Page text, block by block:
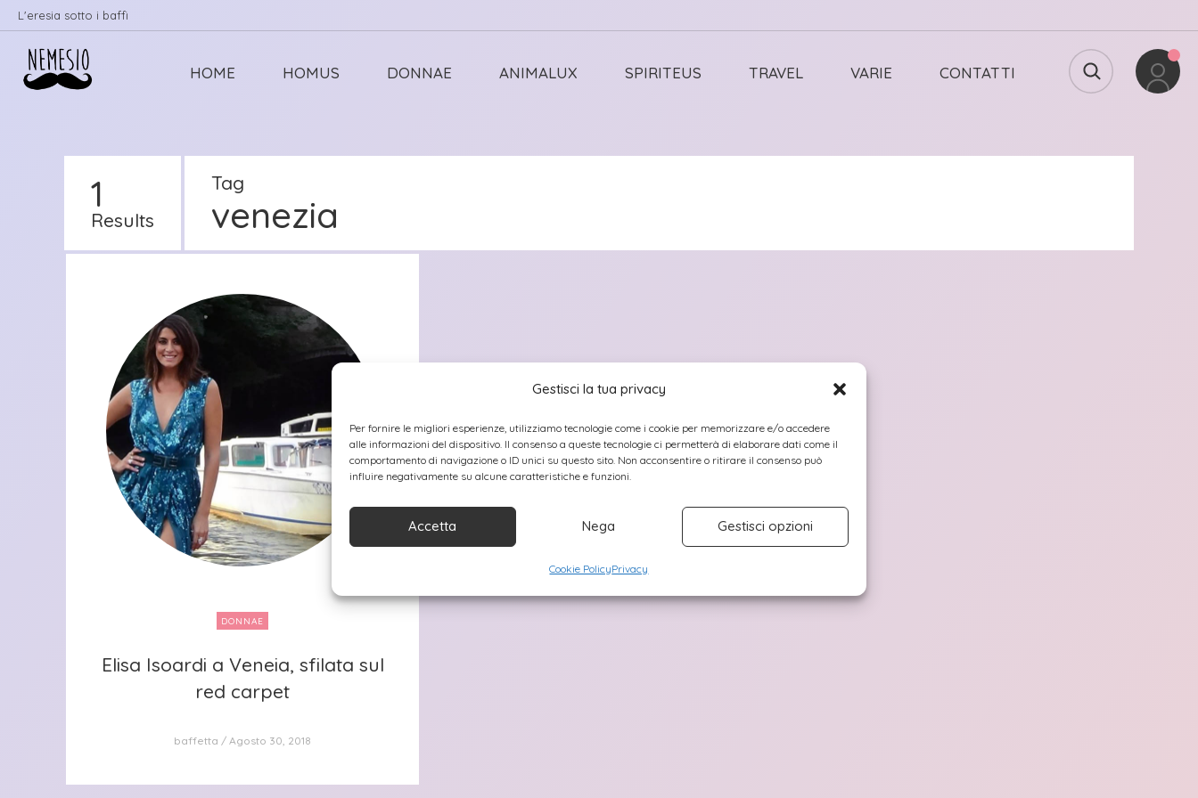
Gestisci la tua privacy
Per fornire le migliori esperienze, utilizziamo tecnologie come i cookie per memorizzare e/o accedere
alle informazioni del dispositivo. Il consenso a queste tecnologie ci permetterà di elaborare dati come il
comportamento di navigazione o ID unici su questo sito. Non acconsentire o ritirare il consenso può
influire negativamente su alcune caratteristiche e funzioni.
Accetta Nega Gestisci opzioni
Cookie PolicyPrivacy
L'eresia sotto i baffi
HOME HOMUS DONNAE ANIMALUX SPIRITEUS TRAVEL VARIE CONTATTI
1
Results
Tag
venezia
DONNAE
Elisa Isoardi a Veneia, sfilata sul
red carpet
Elisa Isoardi a Veneia, sfilata sul
red carpet
baffetta Agosto 30, 2018